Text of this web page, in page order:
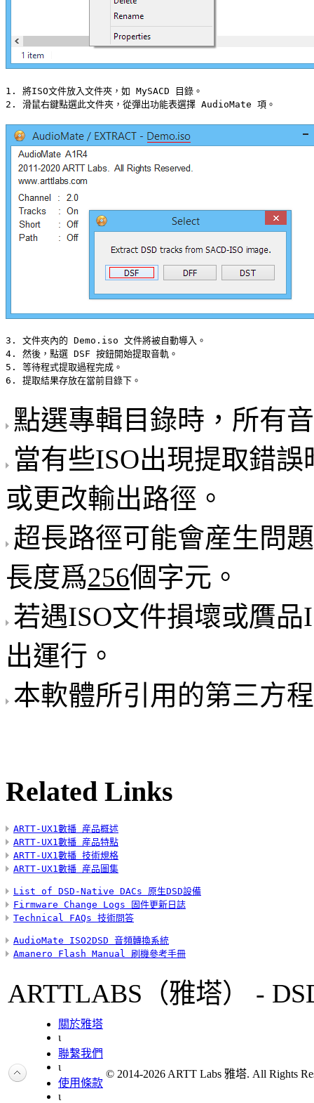
1. 將ISO文件放入文件夾，如 MySACD 目錄。
2. 滑鼠右鍵點選此文件夾，從彈出功能表選擇 AudioMate
3. 文件夾內的 Demo.iso 文件將被自動導入。
4. 然後，點選 DSF 按鈕開始提取音軌。
5. 等待程式提取過程完成。
點選專輯目錄時，所有
當有些ISO出現提取錯
或更改輸出路徑。
超長路徑可能會産生問
長度爲256個字元。
若遇ISO文件損壞或贋
出運行。
本軟體所引用的第三方
Related Links
ARTT-UX1數播 産品概述
ARTT-UX1數播 産品特點
ARTT-UX1數播 技術規格
ARTT-UX1數播 産品圖集
List of DSD-Native DACs 原生DSD設備
Firmware Change Logs 固件更新日誌
Technical FAQs 技術問答
AudioMate ISO2DSD 音頻轉換系統
Amanero Flash Manual 刷機參考手冊
ARTTLABS（雅塔） -
關於雅塔
ι
聯繫我們
ι
使用條款
ι
© 2014-2026 ARTT Labs 雅塔. All Rights